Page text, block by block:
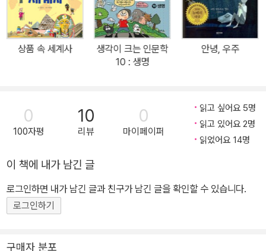
그 큰 흐름을 따라갑니다. 특히 이순신의 마음을 느낄 수 있고, 《난중
일기》를 제대로 이해하기 위해 필요한 부분을 선별해 발췌했습니다.
때로는 시를 짓고, 죽은 부하 장수를 위해서 직접 제문을 쓰던 선비 이
순신의 모습, 신분을 가리지 않고 사람을 아끼던 장군의 모습, 아들과
군의 인간적인 면모까지 느끼고 상상해 볼 수 있도록 더욱 세심하게
원문을 풀이해 나갔습니다. 이순신에 대한 애정 어린 시각과 따스한
해 전쟁의 처참한 기록과 용맹한 이순신의 공적만을 기억하는 사람이
많은 것을 안타까워하며, 어린이들에게 고난을 극복하기 위해 끊임없
이 고민하고 노력했던 인간 이순신의 모습을 이야기해 주고자 《이순
게 꼭 필요한 이순신의 가치관을 알아주길 바라는 마음을 담았습니
상품 속 세계사
생각이 크는 인문학
10 : 생명
안녕, 우주
0
100자평
10
리뷰
0
마이페이퍼
읽고 싶어요 5명
읽고 있어요 2명
읽었어요 14명
이 책에 내가 남긴 글
로그인하면 내가 남긴 글과 친구가 남긴 글을 확인할 수 있습니다.
로그인하기
구매자 분포